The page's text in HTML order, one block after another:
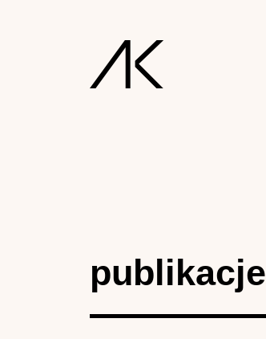
publikacje